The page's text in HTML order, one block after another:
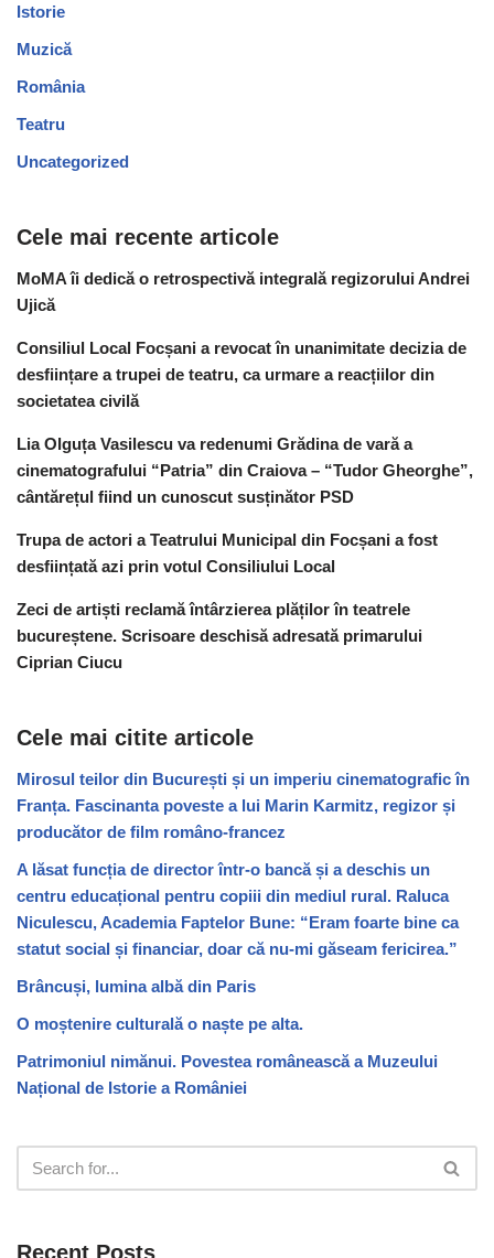
Istorie
Muzică
România
Teatru
Uncategorized
Cele mai recente articole
MoMA îi dedică o retrospectivă integrală regizorului Andrei
Ujică
Consiliul Local Focșani a revocat în unanimitate decizia de
desființare a trupei de teatru, ca urmare a reacțiilor din
societatea civilă
Lia Olguța Vasilescu va redenumi Grădina de vară a
cinematografului “Patria” din Craiova – “Tudor Gheorghe”,
cântărețul fiind un cunoscut susținător PSD
Trupa de actori a Teatrului Municipal din Focșani a fost
desființată azi prin votul Consiliului Local
Zeci de artiști reclamă întârzierea plăților în teatrele
bucureștene. Scrisoare deschisă adresată primarului
Ciprian Ciucu
Cele mai citite articole
Mirosul teilor din București și un imperiu cinematografic în
Franța. Fascinanta poveste a lui Marin Karmitz, regizor și
producător de film româno-francez
A lăsat funcția de director într-o bancă și a deschis un
centru educațional pentru copiii din mediul rural. Raluca
Niculescu, Academia Faptelor Bune: “Eram foarte bine ca
statut social și financiar, doar că nu-mi găseam fericirea.”
Brâncuși, lumina albă din Paris
O moștenire culturală o naște pe alta.
Patrimoniul nimănui. Povestea românească a Muzeului
Național de Istorie a României
Recent Posts